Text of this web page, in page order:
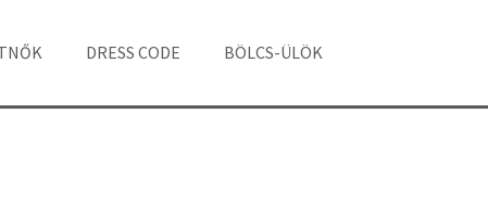
DRESS CODE BÖLCS-ÜLÖK